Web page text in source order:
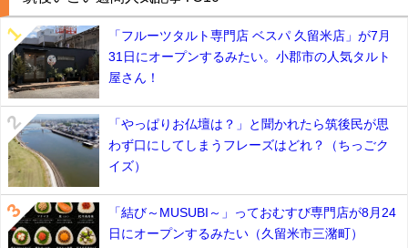
「フルーツタルト専門店 ベスパ 久留米店」が7月
31日にオープンするみたい。小郡市の人気タルト
屋さん！
「やっぱりお仏壇は？」と聞かれたら筑後民が思
わず口にしてしまうフレーズはどれ？（ちっごク
イズ）
「結び～MUSUBI～」っておむすび専門店が8月24
日にオープンするみたい（久留米市三潴町）